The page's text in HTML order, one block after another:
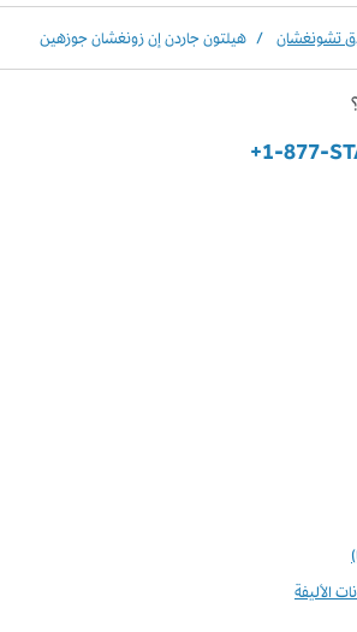
تشونغشان / هيلتون جاردن إن زونغشان جوزهين
الهاتف:
الأليفة